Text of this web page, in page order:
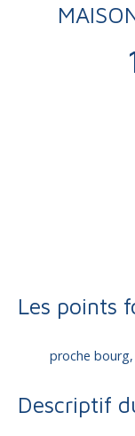
Les points
proche
Descriptif